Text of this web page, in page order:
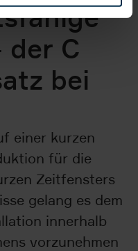
der C
bei
einer kurzen
für die
Zeitfensters
gelang es dem
innerhalb
vorzunehmen